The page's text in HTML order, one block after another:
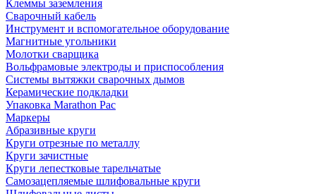
Клеммы заземления
Сварочный кабель
Инструмент и вспомогательное оборудование
Магнитные угольники
Молотки сварщика
Вольфрамовые электроды и приспособления
Системы вытяжки сварочных дымов
Керамические подкладки
Упаковка Marathon Pac
Маркеры
Абразивные круги
Круги отрезные по металлу
Круги зачистные
Круги лепестковые тарельчатые
Самозацепляемые шлифовальные круги